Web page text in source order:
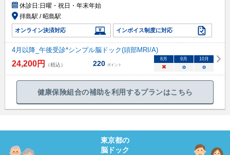
休診日:日曜・祝日・年末年始
拝島駅 / 昭島駅
オンライン決済対応 インボイス制度に対応
4月以降_午後受診*シンプル脳ドック(頭部MRI/A)
24,200円 （税込） 220 ポイント
8月 9月 10月
× ○ ○
健康保険組合の補助を利用するプランはこちら
東京都の
脳ドック